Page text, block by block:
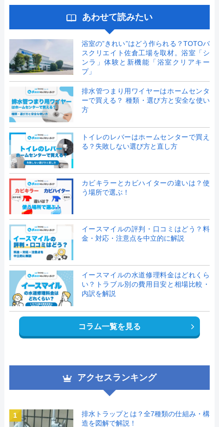
あわせて読みたい
浴室の”きれい”はどう作られる？TOTOバ
スクリエイト佐倉工場を取材。浴室「シ
ンラ」体験と新機能「浴室クリアキー
プ」
排水管つまり用ワイヤーはホームセンタ
ーで買える？ 種類・選び方と安全な使い
方
トイレのレバーはホームセンターで買え
る？失敗しない選び方と直し方
カビキラーとカビハイターの違いは？使
う場所で選ぶ！
イースマイルの評判・口コミはどう？料
金・対応・注意点を中立的に解説
イースマイルの水道修理料金はどれくら
い？トラブル別の費用目安と相場比較・
内訳を解説
コラム一覧を見る
アクセスランキング
1
排水トラップとは？全7種類の仕組み・構
造を図解で解説！